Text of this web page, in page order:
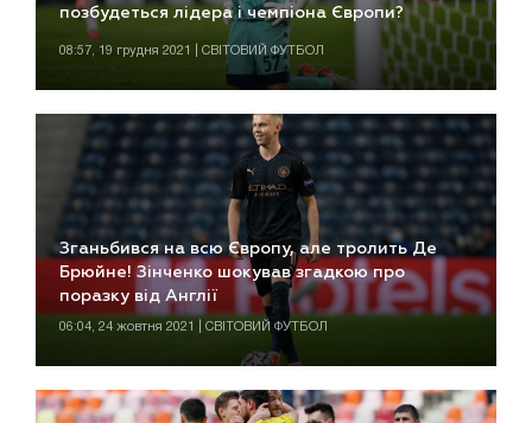
позбудеться лідера і чемпіона Європи?
08:57, 19 грудня 2021 | СВІТОВИЙ ФУТБОЛ
Зганьбився на всю Європу, але тролить Де
Брюйне! Зінченко шокував згадкою про
поразку від Англії
06:04, 24 жовтня 2021 | СВІТОВИЙ ФУТБОЛ